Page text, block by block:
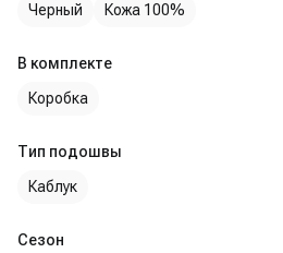
Черный
Кожа 100%
В комплекте
Коробка
Тип подошвы
Каблук
Сезон